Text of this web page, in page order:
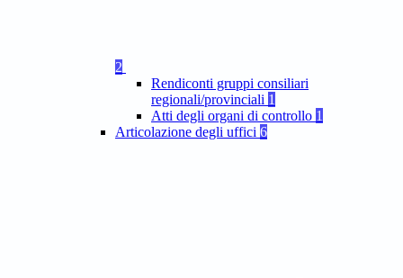
2
Rendiconti gruppi consiliari
regionali/provinciali 1
Atti degli organi di controllo 1
Articolazione degli uffici 6